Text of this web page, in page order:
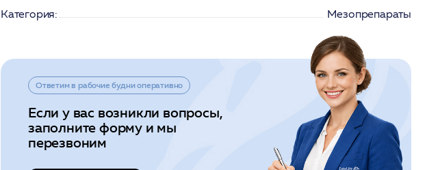
Категория:
Мезопрепараты
Ответим в рабочие будни оперативно
Если у вас возникли вопросы,
заполните форму и мы
перезвоним